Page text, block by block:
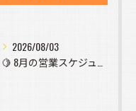
2026/08/03